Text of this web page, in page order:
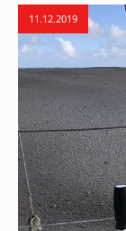
11.12.2019